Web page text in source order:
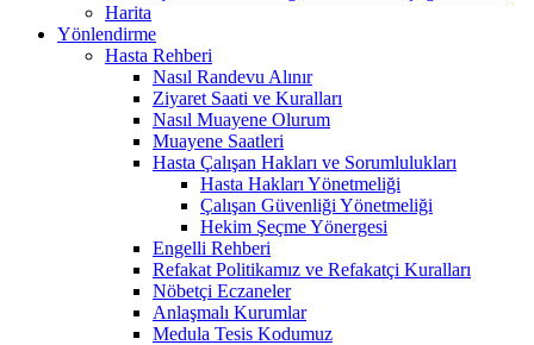
Harita
Yönlendirme
Hasta Rehberi
Nasıl Randevu Alınır
Ziyaret Saati ve Kuralları
Nasıl Muayene Olurum
Muayene Saatleri
Hasta Çalışan Hakları ve Sorumlulukları
Hasta Hakları Yönetmeliği
Çalışan Güvenliği Yönetmeliği
Hekim Şeçme Yönergesi
Engelli Rehberi
Refakat Politikamız ve Refakatçi Kuralları
Nöbetçi Eczaneler
Anlaşmalı Kurumlar
Medula Tesis Kodumuz